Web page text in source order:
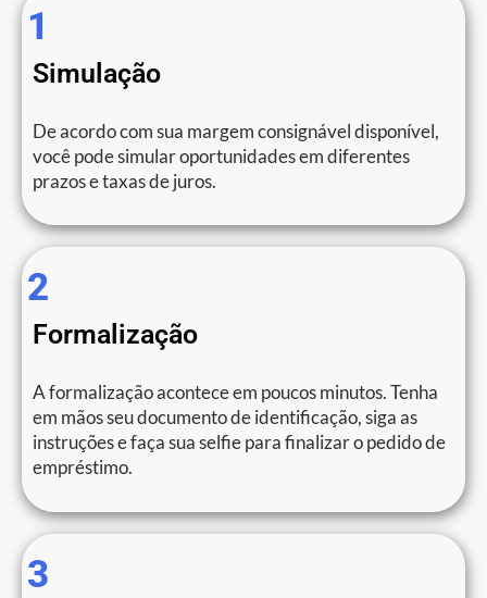
1
Simulação
De acordo com sua margem consignável disponível,
você pode simular oportunidades em diferentes
prazos e taxas de juros.
2
Formalização
A formalização acontece em poucos minutos. Tenha
em mãos seu documento de identificação, siga as
instruções e faça sua selfie para finalizar o pedido de
empréstimo.
3